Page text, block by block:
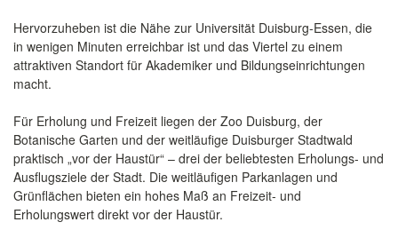
Hervorzuheben ist die Nähe zur Universität Duisburg-Essen, die
in wenigen Minuten erreichbar ist und das Viertel zu einem
attraktiven Standort für Akademiker und Bildungseinrichtungen
macht.
Für Erholung und Freizeit liegen der Zoo Duisburg, der
Botanische Garten und der weitläufige Duisburger Stadtwald
praktisch „vor der Haustür“ – drei der beliebtesten Erholungs- und
Ausflugsziele der Stadt. Die weitläufigen Parkanlagen und
Grünflächen bieten ein hohes Maß an Freizeit- und
Erholungswert direkt vor der Haustür.